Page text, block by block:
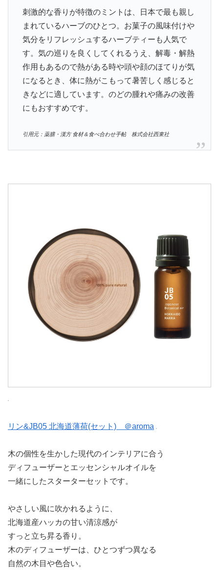
刺激的な香りが特徴のミントは、日本で最も親し
まれているハーブのひとつ。お菓子の風味付けや
気分をリフレッシュするハーブティーも人気で
す。気の巡りを良くしてくれるうえ、解毒・解熱
作用もあるので熱がある時や頭や顔のほてりが気
になるとき、体に熱がこもって暑苦しく感じると
きなどに適しています。のどの腫れや痛みの改善
にもおすすめです。
引用元：薬膳・漢方 食材＆食べ合わせ手帖 株式会社西東社
リン&JB05 北海道薄荷(セット) ＠aroma
木の個性を生かした現代のインテリアに合う
ディフューザーとエッセンシャルオイルを
一緒にしたスターターセットです。
やさしい風に吹かれるように、
北海道産ハッカの甘い清涼感が
すっと立ち昇る香り。
木のディフューザーは、ひとつずつ異なる
自然の木目や色合い。